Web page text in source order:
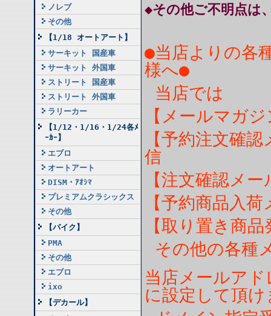
ノレブ
その他
【1/18 オートアート】
サーキット 国産車
サーキット 外国車
ストリート 国産車
ストリート 外国車
ラリーカー
【1/12・1/16・1/24各ﾒ
ｰｶｰ】
エブロ
オートアート
DISM・ｱｵｼﾏ
プレミアムクラシックス
その他
【バイク】
PMA
その他
エブロ
ixo
【デカール】
◆その他ご不明点は
●当店よりの各
様へ●
当店では
【メールマガ
【予約注文確
信
【注文確認メ
【予約商品入
【取り置き商
その他の各種
当店メールアド
に設定して頂